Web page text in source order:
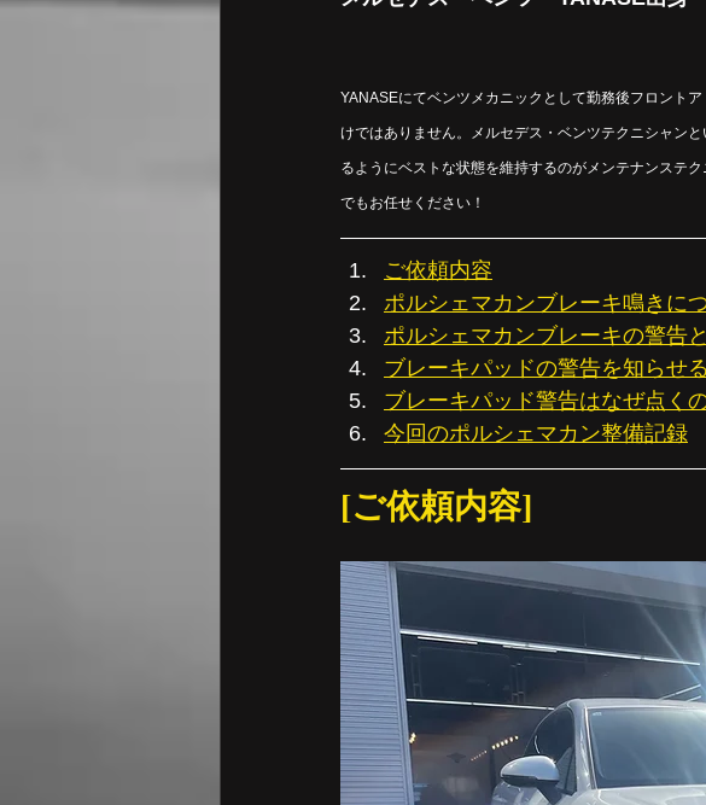
YANASEにてベンツメカニックとして勤務後フロント
けではありません。メルセデス・ベンツテクニシャン
るようにベストな状態を維持するのがメンテナンステ
でもお任せください！
ご依頼内容
ポルシェマカンブレーキ鳴きに
ポルシェマカンブレーキの警告
ブレーキパッドの警告を知らせ
ブレーキパッド警告はなぜ点く
今回のポルシェマカン整備記録
[ご依頼内容]